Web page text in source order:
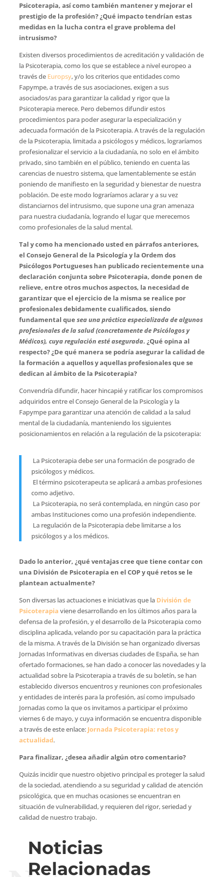
Psicoterapia, así como también mantener y mejorar el
prestigio de la profesión? ¿Qué impacto tendrían estas
medidas en la lucha contra el grave problema del
intrusismo?
Existen diversos procedimientos de acreditación y validación de
la Psicoterapia, como los que se establece a nivel europeo a
través de Europsy, y/o los criterios que entidades como
Fapympe, a través de sus asociaciones, exigen a sus
asociados/as para garantizar la calidad y rigor que la
Psicoterapia merece. Pero debemos difundir estos
procedimientos para poder asegurar la especialización y
adecuada formación de la Psicoterapia. A través de la regulación
de la Psicoterapia, limitada a psicólogos y médicos, lograríamos
profesionalizar el servicio a la ciudadanía, no solo en el ámbito
privado, sino también en el público, teniendo en cuenta las
carencias de nuestro sistema, que lamentablemente se están
poniendo de manifiesto en la seguridad y bienestar de nuestra
población. De este modo lograríamos aclarar y a su vez
distanciarnos del intrusismo, que supone una gran amenaza
para nuestra ciudadanía, logrando el lugar que merecemos
como profesionales de la salud mental.
Tal y como ha mencionado usted en párrafos anteriores,
el Consejo General de la Psicología y la Ordem dos
Psicólogos Portugueses han publicado recientemente una
declaración conjunta sobre Psicoterapia, donde ponen de
relieve, entre otros muchos aspectos, la necesidad de
garantizar que el ejercicio de la misma se realice por
profesionales debidamente cualificados, siendo
fundamental que sea una práctica especializada de algunos
profesionales de la salud (concretamente de Psicólogos y
Médicos), cuya regulación esté asegurada. ¿Qué opina al
respecto? ¿De qué manera se podría asegurar la calidad de
la formación a aquellos y aquellas profesionales que se
dedican al ámbito de la Psicoterapia?
Convendría difundir, hacer hincapié y ratificar los compromisos
adquiridos entre el Consejo General de la Psicología y la
Fapympe para garantizar una atención de calidad a la salud
mental de la ciudadanía, manteniendo los siguientes
posicionamientos en relación a la regulación de la psicoterapia:
 La Psicoterapia debe ser una formación de posgrado de
psicólogos y médicos.
 El término psicoterapeuta se aplicará a ambas profesiones
como adjetivo.
 La Psicoterapia, no será contemplada, en ningún caso por
ambas Instituciones como una profesión independiente.
 La regulación de la Psicoterapia debe limitarse a los
psicólogos y a los médicos.
Dado lo anterior, ¿qué ventajas cree que tiene contar con
una División de Psicoterapia en el COP y qué retos se le
plantean actualmente?
Son diversas las actuaciones e iniciativas que la División de
Psicoterapia viene desarrollando en los últimos años para la
defensa de la profesión, y el desarrollo de la Psicoterapia como
disciplina aplicada, velando por su capacitación para la práctica
de la misma. A través de la División se han organizado diversas
Jornadas Informativas en diversas ciudades de España, se han
ofertado formaciones, se han dado a conocer las novedades y la
actualidad sobre la Psicoterapia a través de su boletín, se han
establecido diversos encuentros y reuniones con profesionales
y entidades de interés para la profesión, así como impulsado
Jornadas como la que os invitamos a participar el próximo
viernes 6 de mayo, y cuya información se encuentra disponible
a través de este enlace: Jornada Psicoterapia: retos y
actualidad.
Para finalizar, ¿desea añadir algún otro comentario?
Quizás incidir que nuestro objetivo principal es proteger la salud
de la sociedad, atendiendo a su seguridad y calidad de atención
psicológica, que en muchas ocasiones se encuentran en
situación de vulnerabilidad, y requieren del rigor, seriedad y
calidad de nuestro trabajo.
Noticias
Relacionadas